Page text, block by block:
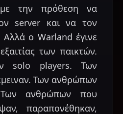
την πρόθεση να
server και να τον
Αλλά ο Warland έγινε
των παικτών.
solo players. Των
Των ανθρώπων
ανθρώπων που
παραπονέθηκαν,